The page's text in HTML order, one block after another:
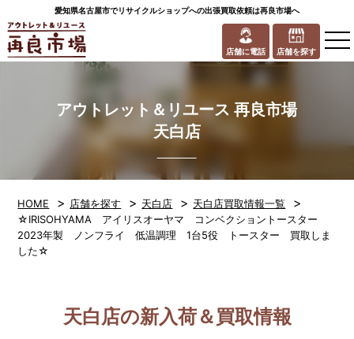
愛知県名古屋市でリサイクルショップへの出張買取依頼は再良市場へ
店舗に電話 店舗を探す
アウトレット＆リユース 再良市場
天白店
HOME > 店舗を探す > 天白店 > 天白店買取情報一覧 >
☆IRISOHYAMA アイリスオーヤマ コンベクショントースター
2023年製 ノンフライ 低温調理 1台5役 トースター 買取しま
した☆
天白店の新入荷＆買取情報